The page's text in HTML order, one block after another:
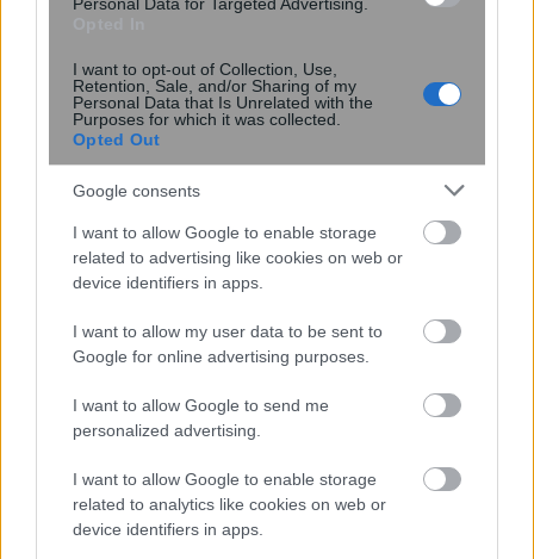
I want to opt-out of Collection, Use,
Retention, Sale, and/or Sharing of my
Personal Data that Is Unrelated with the
Purposes for which it was collected.
Opted Out
Google consents
I want to allow Google to enable storage
related to advertising like cookies on web or
device identifiers in apps.
I want to allow my user data to be sent to
Google for online advertising purposes.
I want to allow Google to send me
personalized advertising.
I want to allow Google to enable storage
related to analytics like cookies on web or
device identifiers in apps.
Επίθεση στην αλυσίδα εφοδιασμού
του npm: Παραβιάστηκε το δημοφιλές
πακέτο Keyv με 127 εκατ.